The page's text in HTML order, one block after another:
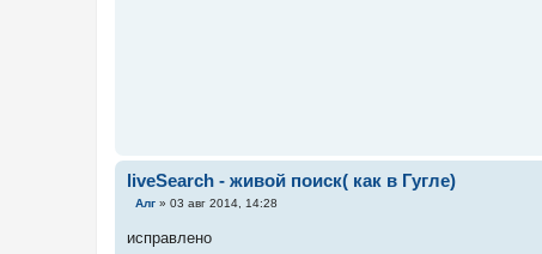
liveSearch - живой поиск( как в Гугле)
С
б
Алг » 03 авг 2014, 14:28
исправлено